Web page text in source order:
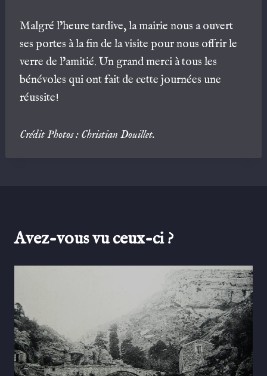
Malgré l’heure tardive, la mairie nous a ouvert
ses portes à la fin de la visite pour nous offrir le
verre de l’amitié. Un grand merci à tous les
bénévoles qui ont fait de cette journées une
réussite!
Crédit Photos : Christian Douillet.
Avez-vous vu ceux-ci ?